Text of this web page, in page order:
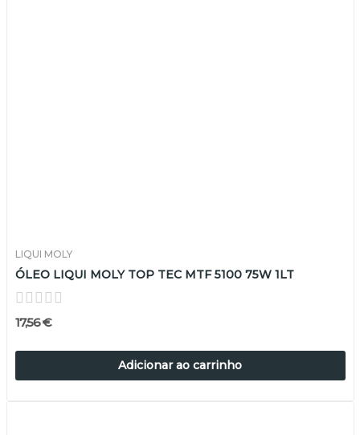
LIQUI MOLY
ÓLEO LIQUI MOLY TOP TEC MTF 5100 75W 1LT
17,56 €
Adicionar ao carrinho